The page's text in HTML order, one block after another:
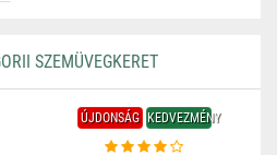
SZEMÜVEGKERET
ÚJDONSÁG KEDVEZMÉNY